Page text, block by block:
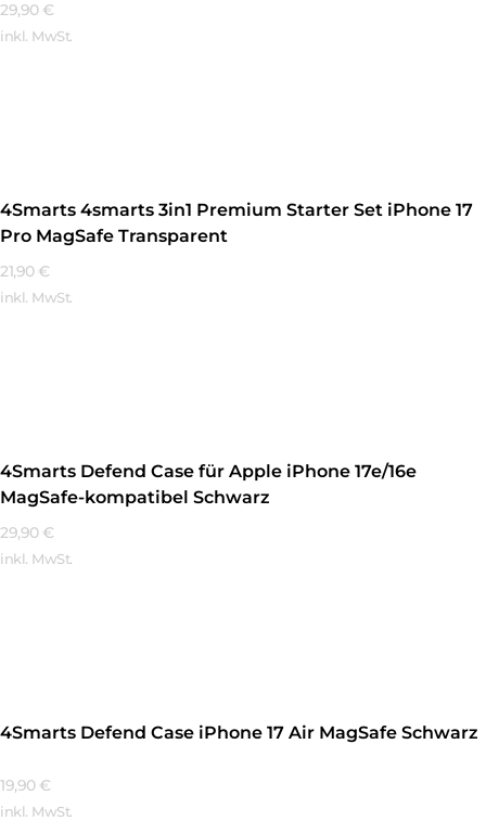
29,90 €
inkl. MwSt.
4Smarts 4smarts 3in1 Premium Starter Set iPhone 17
Pro MagSafe Transparent
21,90 €
inkl. MwSt.
4Smarts Defend Case für Apple iPhone 17e/16e
MagSafe-kompatibel Schwarz
29,90 €
inkl. MwSt.
4Smarts Defend Case iPhone 17 Air MagSafe Schwarz
19,90 €
inkl. MwSt.